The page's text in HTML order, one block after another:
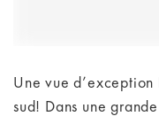
Une vue
sud! Dans une